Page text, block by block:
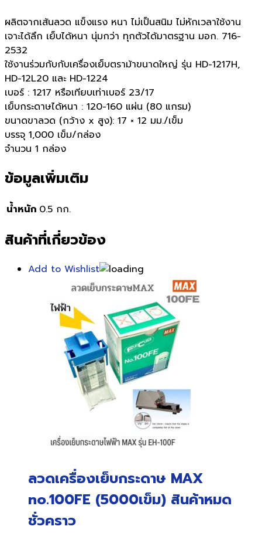
ผลิตจากเส้นลวด แข็งแรง หนา ไม่เป็นสนิม ไม่หักเวลาใช้งาน
เจาะได้ลึก เย็บได้หนา นุ่มกว่า ทุกตัวได้มาตรฐาน มอก. 716-
2532
ใช้งานร่วมกับกับเครื่องเย็บตราม้าขนาดใหญ่ รุ่น HD-1217H,
HD-12L20 และ HD-1224
เบอร์ : 1217 หรือเทียบเท่าเบอร์ 23/17
เย็บกระดาษได้หนา : 120-160 แผ่น (80 แกรม)
ขนาดขาลวด (กว้าง x สูง): 17 × 12 มม./เข็ม
บรรจุ 1,000 เข็ม/กล่อง
จำนวน 1 กล่อง
ข้อมูลเพิ่มเติม
น้ำหนัก 0.5 กก.
สินค้าที่เกี่ยวข้อง
Add to Wishlist
ลวดเครื่องเย็บกระดาษ MAX
no.100FE (5000เข็ม) สินค้าหมด
ชั่วคราว